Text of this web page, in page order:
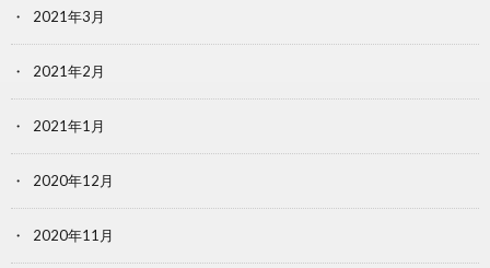
2021年3月
2021年2月
2021年1月
2020年12月
2020年11月